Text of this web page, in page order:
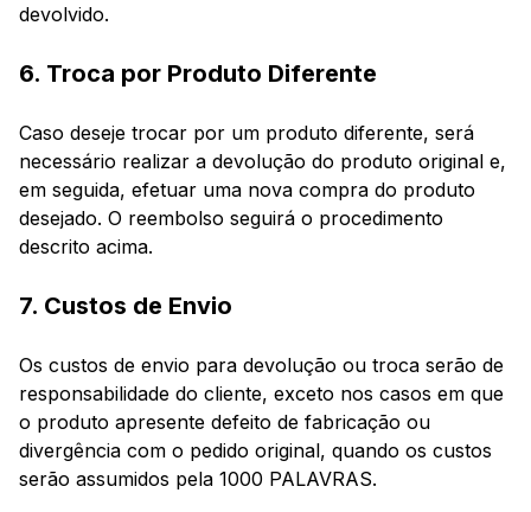
devolvido.
6. Troca por Produto Diferente
Caso deseje trocar por um produto diferente, será
necessário realizar a devolução do produto original e,
em seguida, efetuar uma nova compra do produto
desejado. O reembolso seguirá o procedimento
descrito acima.
7. Custos de Envio
Os custos de envio para devolução ou troca serão de
responsabilidade do cliente, exceto nos casos em que
o produto apresente defeito de fabricação ou
divergência com o pedido original, quando os custos
serão assumidos pela 1000 PALAVRAS.